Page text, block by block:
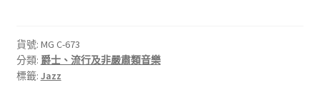
Lionel
Hampton
Quartet
貨號: MG C-673
分類: 爵士、流行及非嚴肅類音樂
標籤: Jazz